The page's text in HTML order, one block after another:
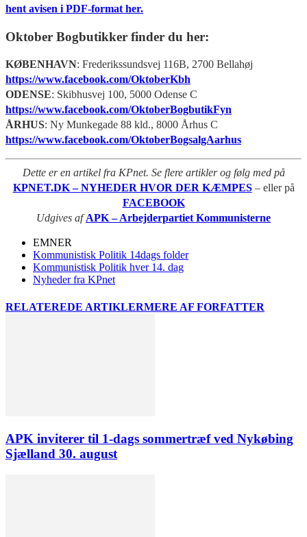
hent avisen i PDF-format her.
Oktober Bogbutikker finder du her:
KØBENHAVN: Frederikssundsvej 116B, 2700 Bellahøj
https://www.facebook.com/OktoberKbh
ODENSE: Skibhusvej 100, 5000 Odense C
https://www.facebook.com/OktoberBogbutikFyn
ÅRHUS: Ny Munkegade 88 kld., 8000 Århus C
https://www.facebook.com/OktoberBogsalgAarhus
Dette er en artikel fra KPnet. Se flere artikler og følg med på
KPNET.DK – NYHEDER HVOR DER KÆMPES – eller på
FACEBOOK
Udgives afAPK – Arbejderpartiet Kommunisterne
EMNER
Kommunistisk Politik 14dags folder
Kommunistisk Politik hver 14. dag
Nyheder fra KPnet
RELATEREDE ARTIKLERMERE AF FORFATTER
APK inviterer til 1-dags sommertræf ved Nykøbing
Sjælland 30. august